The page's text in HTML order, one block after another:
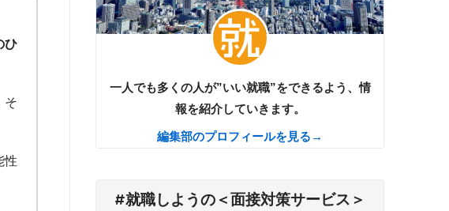
ひ
そ
性
一人でも多くの人が”いい就職”をできるよう、情
報を紹介していきます。
編集部のプロフィールを見る→
#就職しようの＜面接対策サービス＞